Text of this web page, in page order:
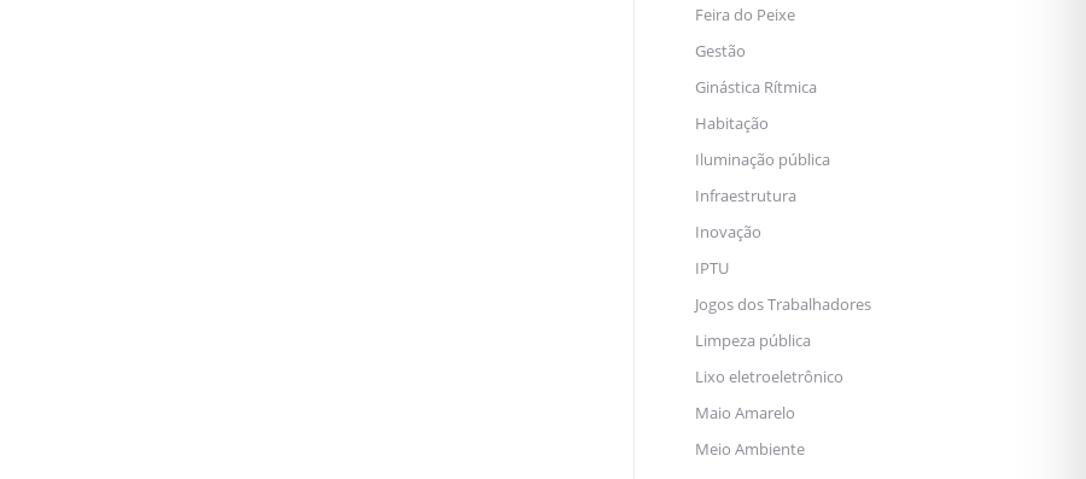
Feira do Peixe
Gestão
Ginástica Rítmica
Habitação
Iluminação pública
Infraestrutura
Inovação
IPTU
Jogos dos Trabalhadores
Limpeza pública
Lixo eletroeletrônico
Maio Amarelo
Meio Ambiente